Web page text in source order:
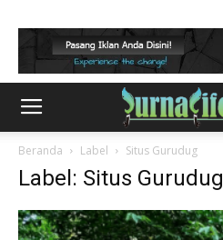
Beranda Label Situs Gurudug
Label: Situs Gurudug